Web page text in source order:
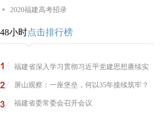
2020福建高考招录
48小时点击排行榜
福建省深入学习贯彻习近平党建思想赓续实
屏山观察：一座堡垒，何以35年接续筑牢？
福建省委常委会召开会议